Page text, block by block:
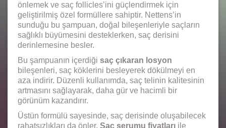
önlemek ve saç follicles’ini güçlendirmek için
geliştirilmiş özel formüllere sahiptir. Nettens’in
sunduğu bu şampuan, doğal bileşenleriyle saçların
sağlıklı büyümesini desteklerken, saç derisini
derinlemesine besler.
Bu şampuanın içerdiği saç çıkaran losyon
bileşenleri, saç köklerini besleyerek dökülmeyi en
aza indirir. Düzenli kullanımda, saç telinin kalitesinin
artmasını sağlayarak, daha gür ve hacimli bir
görünüm kazandırır.
Üstün formülü sayesinde, saç derisinde oluşabilecek
rahatsızlıkları da önler. Saç serumu fiyatları ile